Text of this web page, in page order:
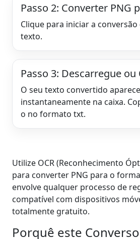
Passo 2: Converter PNG
Clique para iniciar a conversão
texto.
Passo 3: Descarregue ou
O seu texto convertido
instantaneamente na caixa.
o no formato txt.
Utilize OCR (Reconhecimento
para converter PNG para o
envolve qualquer processo de
compatível com dispositivos
totalmente gratuito.
Porquê este